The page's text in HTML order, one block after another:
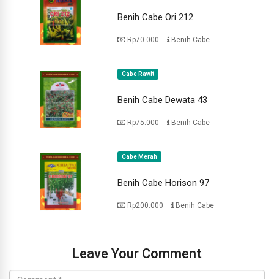
Benih Cabe Ori 212
Rp70.000 Benih Cabe
Cabe Rawit
Benih Cabe Dewata 43
Rp75.000 Benih Cabe
Cabe Merah
Benih Cabe Horison 97
Rp200.000 Benih Cabe
Leave Your Comment